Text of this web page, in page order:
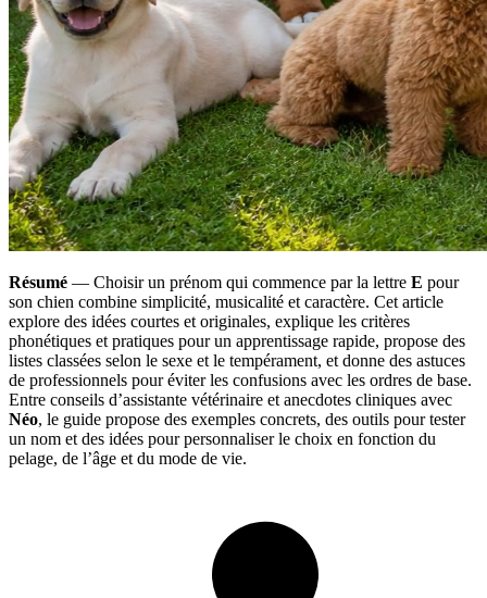
Résumé — Choisir un prénom qui commence par la lettre E pour
son chien combine simplicité, musicalité et caractère. Cet article
explore des idées courtes et originales, explique les critères
phonétiques et pratiques pour un apprentissage rapide, propose des
listes classées selon le sexe et le tempérament, et donne des astuces
de professionnels pour éviter les confusions avec les ordres de base.
Entre conseils d’assistante vétérinaire et anecdotes cliniques avec
Néo, le guide propose des exemples concrets, des outils pour tester
un nom et des idées pour personnaliser le choix en fonction du
pelage, de l’âge et du mode de vie.